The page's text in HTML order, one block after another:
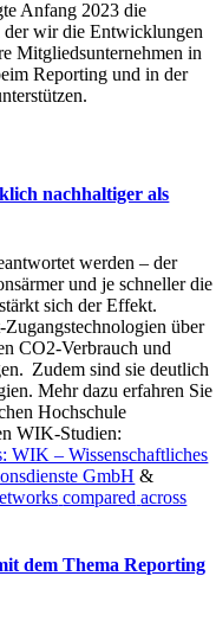
Anfang 2023 die
der wir die Entwicklungen
Mitgliedsunternehmen in
Reporting und in der
nachhaltiger als
werden – der
und je schneller die
sich der Effekt.
über
CO2-Verbrauch und
Zudem sind sie deutlich
.Mehr dazu erfahren Sie
Hochschule
WIK-Studien:
WIK – Wissenschaftliches
GmbH &
compared across
dem Thema Reporting